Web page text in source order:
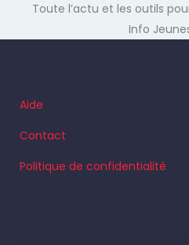
Toute l’actu et les outils
Info
Aide
Contact
Politique de confidentialité